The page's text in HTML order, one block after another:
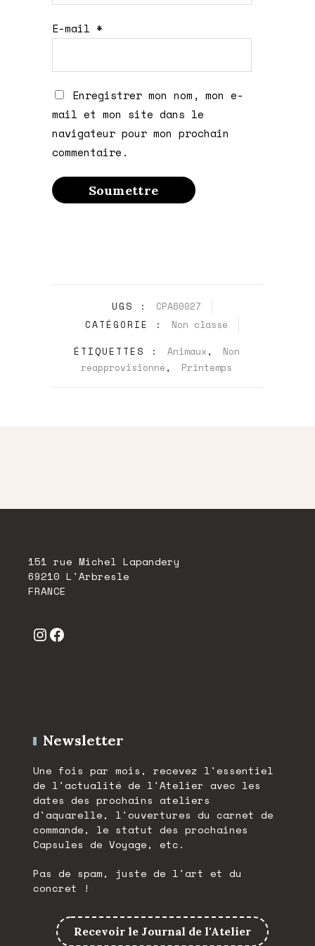
E-mail *
Enregistrer mon nom, mon e-
mail et mon site dans le
navigateur pour mon prochain
commentaire.
UGS :
CPA60027
CATÉGORIE :
Non classé
ÉTIQUETTES :
Animaux ,
Non
réapprovisionné , Printemps
151 rue Michel Lapandery
69210 L'Arbresle
FRANCE
Instagram Facebook
Newsletter
Une fois par mois, recevez l'essentiel
de l'actualité de l'Atelier avec les
dates des prochains ateliers
d'aquarelle, l'ouvertures du carnet de
commande, le statut des prochaines
Capsules de Voyage, etc.
Pas de spam, juste de l'art et du
concret !
Recevoir le Journal de l'Atelier